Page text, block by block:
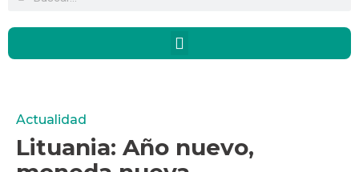
Actualidad
Lituania: Año nuevo,